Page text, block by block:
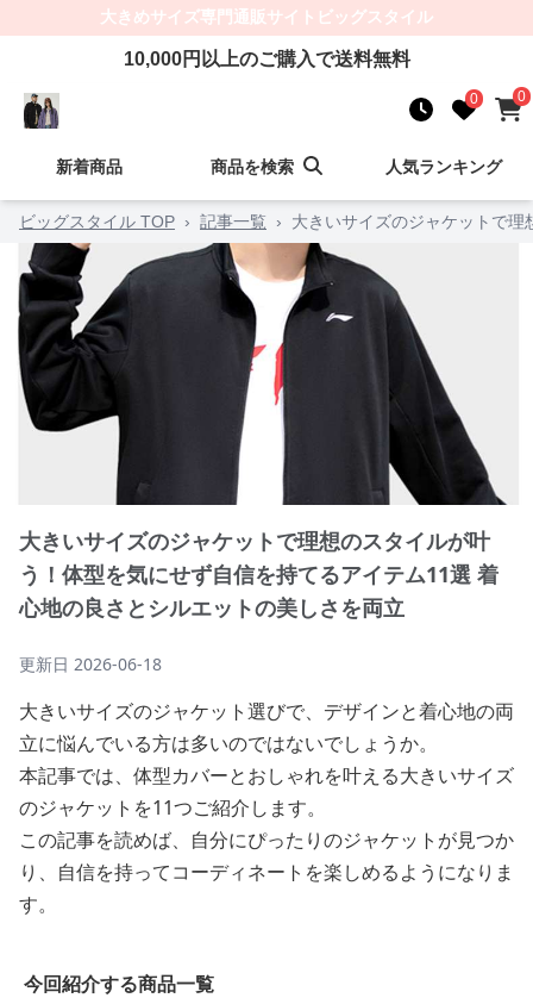
大きめサイズ専門通販サイト ビッグスタイル
10,000円以上のご購入で送料無料
0 0
新着商品 商品を検索 人気ランキング
ビッグスタイル TOP › 記事一覧 › 大きいサイズのジャケットで
大きいサイズのジャケットで理想のスタイルが叶
う！体型を気にせず自信を持てるアイテム11選 着
心地の良さとシルエットの美しさを両立
更新日 2026-06-18
大きいサイズのジャケット選びで、デザインと着心地の両
立に悩んでいる方は多いのではないでしょうか。
本記事では、体型カバーとおしゃれを叶える大きいサイズ
のジャケットを11つご紹介します。
この記事を読めば、自分にぴったりのジャケットが見つか
り、自信を持ってコーディネートを楽しめるようになりま
す。
今回紹介する商品一覧